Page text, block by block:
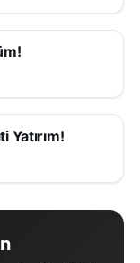
Yatırım!